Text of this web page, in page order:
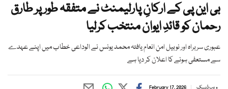
بی این پی کے ارکانِ پارلیمنٹ نے متفقہ طور پر طارق
رحمان کو قائدِ ایوان منتخب کرلیا
عبوری سربراہ اور نوبیل امن انعام یافتہ محمد یونس نے الوداعی خطاب میں اپنے عہدے
سے مستعفی ہونے کا اعلان کر دیا ہے
ویب ڈیسک February 17, 2026